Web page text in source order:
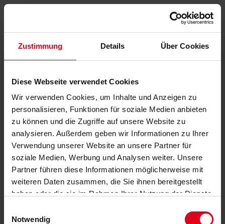
Zustimmung Details Über Cookies
Diese Webseite verwendet Cookies
Wir verwenden Cookies, um Inhalte und Anzeigen zu
personalisieren, Funktionen für soziale Medien anbieten
zu können und die Zugriffe auf unsere Website zu
analysieren. Außerdem geben wir Informationen zu Ihrer
Verwendung unserer Website an unsere Partner für
soziale Medien, Werbung und Analysen weiter. Unsere
Partner führen diese Informationen möglicherweise mit
weiteren Daten zusammen, die Sie ihnen bereitgestellt
haben oder die sie im Rahmen Ihrer Nutzung der Dienste
Notwendig